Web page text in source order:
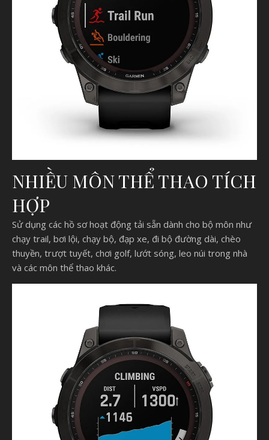
NHIỀU MÔN THỂ THAO TÍCH
HỢP
Sử dụng các hồ sơ hoạt động tải sẵn dành cho bộ môn như
chạy trail, bơi lội, chạy bộ, đạp xe, đi bộ đường dài, chèo
thuyền, trượt tuyết, chơi golf, lướt sóng, leo núi trong nhà
và các môn thể thao khác.